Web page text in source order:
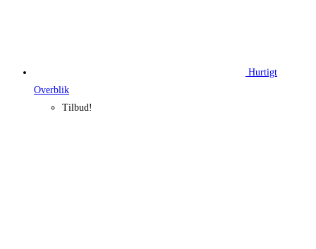
Hurtigt
Overblik
Tilbud!